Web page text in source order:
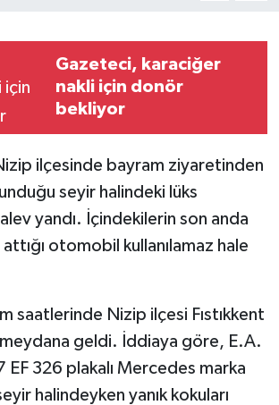
Gazeteci, karaciğer
nakli için donör
bekliyor
ilçesinde bayram ziyaretinden
seyir halindeki lüks
yandı. İçindekilerin son anda
attığı otomobil kullanılamaz hale
saatlerinde Nizip ilçesi Fıstıkkent
geldi. İddiaya göre, E.A.
EF 326 plakalı Mercedes marka
halindeyken yanık kokuları